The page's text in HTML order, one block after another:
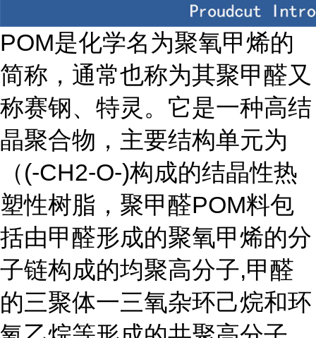
POM是化学名为聚氧甲烯的
简称，通常也称为其聚甲醛又
称赛钢、特灵。它是一种高结
晶聚合物，主要结构单元为
（(-CH2-O-)构成的结晶性热
塑性树脂，聚甲醛POM料包
括由甲醛形成的聚氧甲烯的分
子链构成的均聚高分子,甲醛
的三聚体一三氧杂环己烷和环